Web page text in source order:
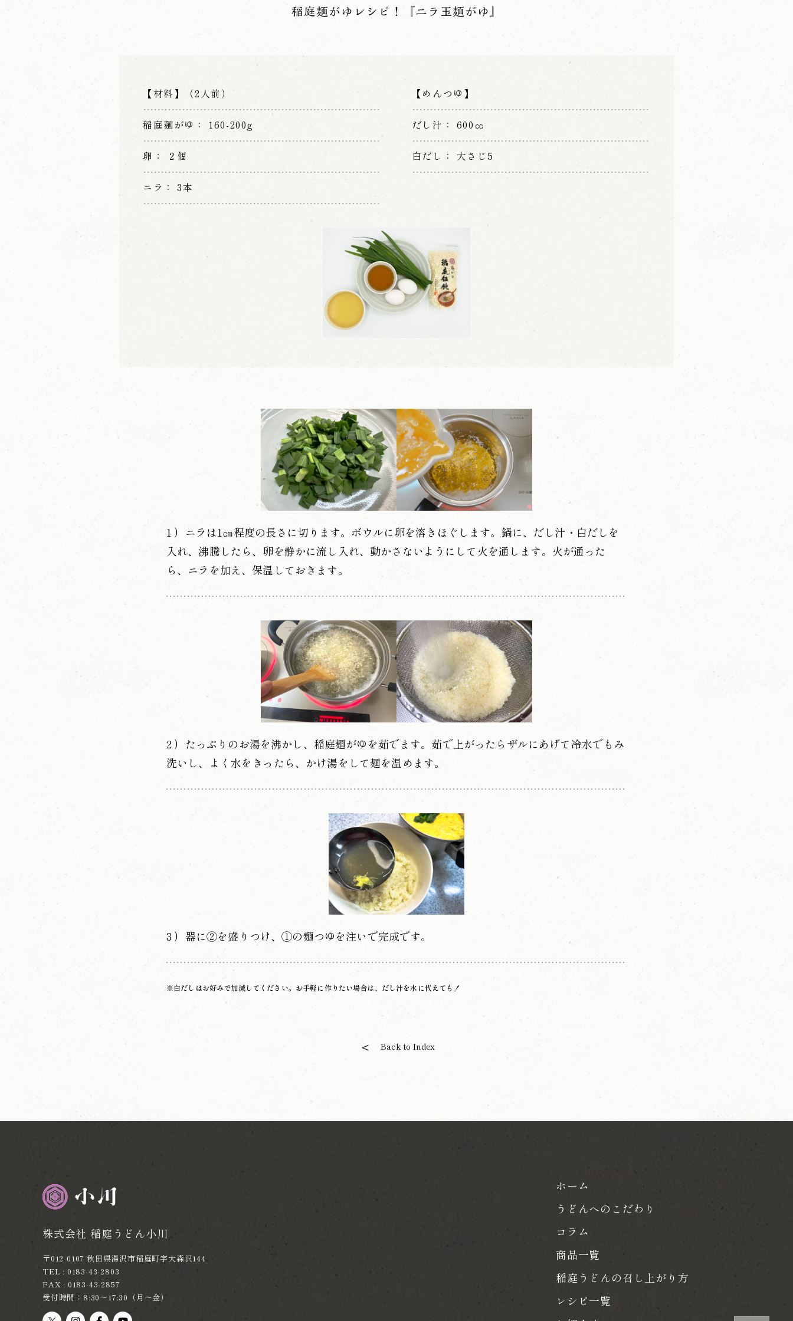
稲庭麺がゆレシピ！『ニラ玉麺がゆ』
【材料】（2人前）
稲庭麺がゆ 160-200g
卵 ２個
ニラ 3本
【めんつゆ】
だし汁 600㏄
白だし 大さじ5
ニラは1㎝程度の長さに切ります。ボウルに卵を溶きほぐします。鍋に、だし汁・白だしを
入れ、沸騰したら、卵を静かに流し入れ、動かさないようにして火を通します。火が通った
ら、ニラを加え、保温しておきます。
たっぷりのお湯を沸かし、稲庭麺がゆを茹でます。茹で上がったらザルにあげて冷水でもみ
洗いし、よく水をきったら、かけ湯をして麺を温めます。
器に②を盛りつけ、①の麺つゆを注いで完成です。
※白だしはお好みで加減してください。お手軽に作りたい場合は、だし汁を水に代えても！
Back to Index
株式会社 稲庭うどん小川
〒012-0107 秋田県湯沢市稲庭町字大森沢144
TEL : 0183-43-2803
FAX : 0183-43-2857
受付時間：8:30～17:30（月～金）
ホーム
うどんへのこだわり
コラム
商品一覧
稲庭うどんの召し上がり方
レシピ一覧